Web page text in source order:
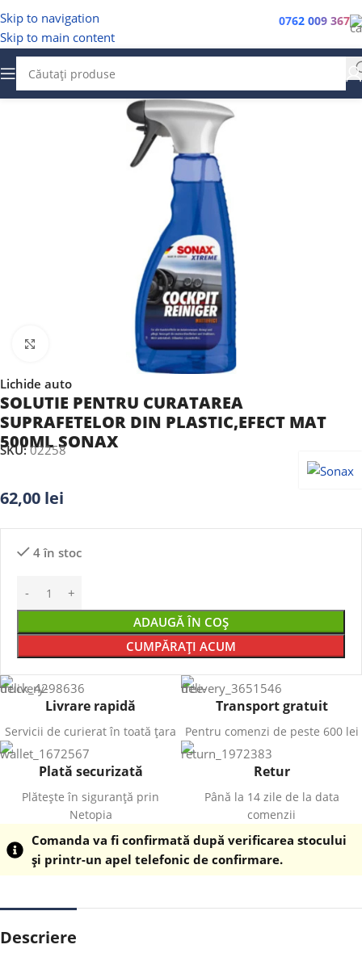
Skip to navigation
Skip to main content
0762 009 367
Faceți clic pentru a mări
Lichide auto
SOLUTIE PENTRU CURATAREA
SUPRAFETELOR DIN PLASTIC,EFECT MAT
500ML SONAX
SKU:02258
62,00 lei
4 în stoc
ADAUGĂ ÎN COȘ
CUMPĂRAȚI ACUM
Livrare rapidă
Servicii de curierat în toată țara
Transport gratuit
Pentru comenzi de peste 600 lei
Plată securizată
Plătește în siguranță prin
Netopia
Retur
Până la 14 zile de la data
comenzii
Comanda va fi confirmată după verificarea stocului
și printr-un apel telefonic de confirmare.
Descriere